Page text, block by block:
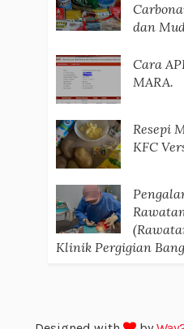
dan
Cara
MARA.
Resepi
KFC
Klinik Pergigian